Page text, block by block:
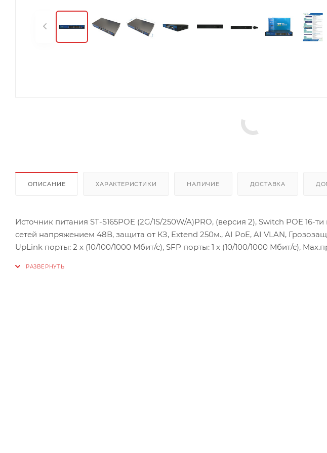
ОПИСАНИЕ ХАРАКТЕРИСТИКИ НАЛИЧИЕ ДОСТАВКА
Источник питания ST-S165POE (2G/1S/250W/A)PRO, (версия 2), Switch POE
сетей напряжением 48В, защита от КЗ, Extend 250м., AI PoE, AI VLAN,
UpLink порты: 2 х (10/100/1000 Мбит/с), SFP порты: 1 х (10/100/1000 Мбит/с),